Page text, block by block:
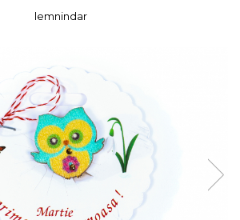
dragi
de iarna
lemnindar